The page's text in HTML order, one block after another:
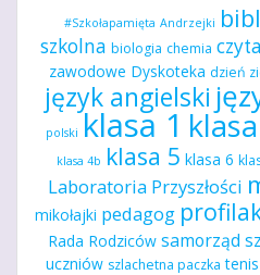
#Szkołapamięta Andrzejki
szkolna biologia chemia
zawodowe Dyskoteka dzień
język angielski
polski klasa 1
klasa 4b klasa 5 klasa 6
Laboratoria Przyszłości
mikołajki pedagog
Rada Rodziców samorząd
uczniów szlachetna paczka